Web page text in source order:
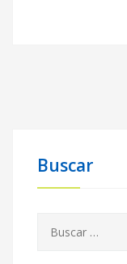
Buscar